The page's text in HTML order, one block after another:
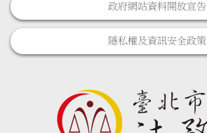
政府網站資料開放宣告
隱私權及資訊安全政策